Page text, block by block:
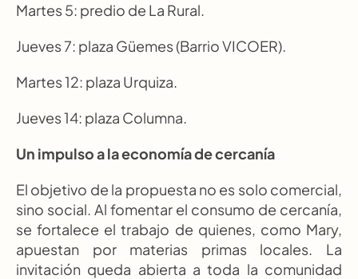
Martes 5: predio de La Rural.
Jueves 7: plaza Güemes (Barrio VICOER).
Martes 12: plaza Urquiza.
Jueves 14: plaza Columna.
Un impulso a la economía de cercanía
El objetivo de la propuesta no es solo comercial,
sino social. Al fomentar el consumo de cercanía,
se fortalece el trabajo de quienes, como Mary,
apuestan por materias primas locales. La
invitación queda abierta a toda la comunidad